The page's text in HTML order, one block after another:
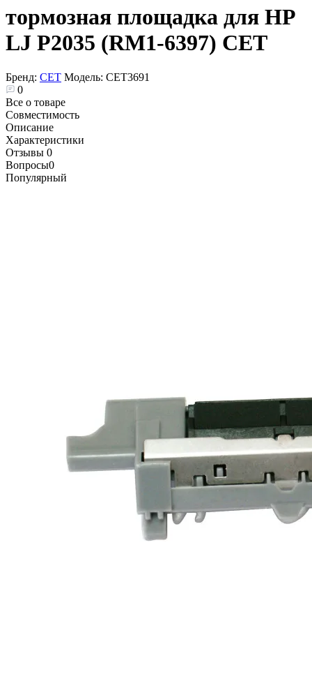
тормозная площадка для HP
LJ P2035 (RM1-6397) CET
Бренд: CET Модель: CET3691
0
Все о товаре
Совместимость
Описание
Характеристики
Отзывы 0
Вопросы0
Популярный